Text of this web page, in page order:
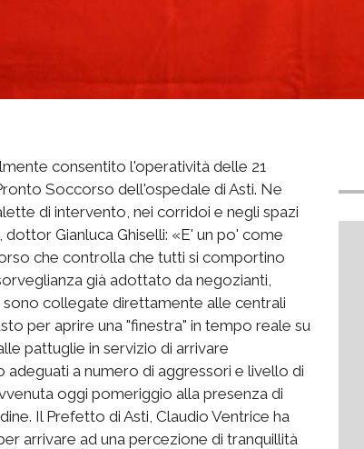
consentito l'operatività delle 21
Soccorso dell'ospedale di Asti. Ne
di intervento, nei corridoi e negli spazi
Gianluca Ghiselli: «E' un po' come
che controlla che tutti si comportino
già adottato da negozianti,
collegate direttamente alle centrali
per aprire una "finestra" in tempo reale su
pattuglie in servizio di arrivare
a numero di aggressori e livello di
oggi pomeriggio alla presenza di
Il Prefetto di Asti, Claudio Ventrice ha
arrivare ad una percezione di tranquillità